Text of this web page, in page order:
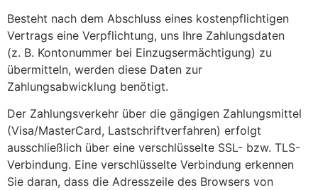
Besteht nach dem Abschluss eines kostenpflichtigen
Vertrags eine Verpflichtung, uns Ihre Zahlungsdaten
(z. B. Kontonummer bei Einzugsermächtigung) zu
übermitteln, werden diese Daten zur
Zahlungsabwicklung benötigt.
Der Zahlungsverkehr über die gängigen Zahlungsmittel
(Visa/MasterCard, Lastschriftverfahren) erfolgt
ausschließlich über eine verschlüsselte SSL- bzw. TLS-
Verbindung. Eine verschlüsselte Verbindung erkennen
Sie daran, dass die Adresszeile des Browsers von